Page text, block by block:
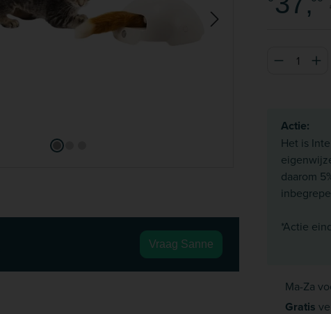
Vraag Sanne
Actie:
Het is
daarom
*Actie
Ma-Za
Gratis